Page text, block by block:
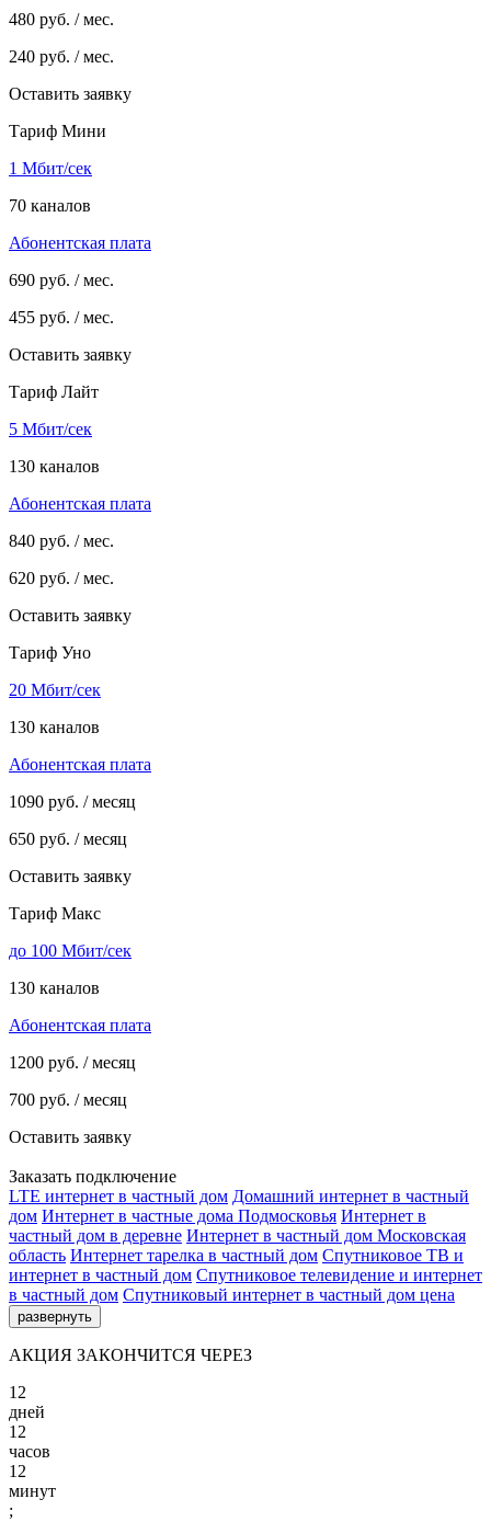
480 руб. / мес.
240 руб. / мес.
Оставить заявку
Тариф Мини
1 Мбит/сек
70 каналов
Абонентская плата
690 руб. / мес.
455 руб. / мес.
Оставить заявку
Тариф Лайт
5 Мбит/сек
130 каналов
Абонентская плата
840 руб. / мес.
620 руб. / мес.
Оставить заявку
Тариф Уно
20 Мбит/сек
130 каналов
Абонентская плата
1090 руб. / месяц
650 руб. / месяц
Оставить заявку
Тариф Макс
до 100 Мбит/сек
130 каналов
Абонентская плата
1200 руб. / месяц
700 руб. / месяц
Оставить заявку
Заказать подключение
LTE интернет в частный дом Домашний интернет в частный
дом Интернет в частные дома Подмосковья Интернет в
частный дом в деревне Интернет в частный дом Московская
область Интернет тарелка в частный дом Спутниковое ТВ и
интернет в частный дом Спутниковое телевидение и интернет
в частный дом Спутниковый интернет в частный дом цена
развернуть
АКЦИЯ ЗАКОНЧИТСЯ ЧЕРЕЗ
12
дней
12
часов
12
минут
;